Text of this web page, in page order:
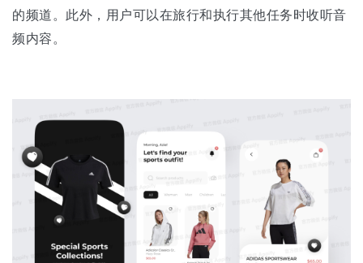
的频道。此外，用户可以在旅行和执行其他任务时收听音
频内容。